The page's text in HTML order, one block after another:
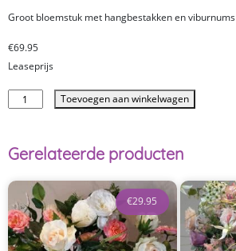
Groot bloemstuk met hangbestakken en viburnums
€69.95
Leaseprijs
Toevoegen aan winkelwagen
Gerelateerde producten
€29.95